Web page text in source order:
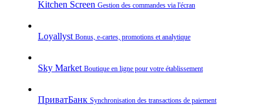
Kitchen Screen Gestion des commandes via l'écran
Loyallyst Bonus, e‑cartes, promotions et analytique
Sky Market Boutique en ligne pour votre établissement
ПриватБанк Synchronisation des transactions de paiement